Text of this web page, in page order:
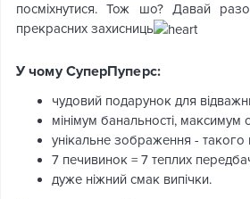
посміхнутися. Тож шо? Давай
прекрасних захисниць
У чому СуперПуперс:
чудовий подарунок для
мінімум банальності, максимум
унікальне зображення - такого
7 печивинок = 7 теплих
дуже ніжний смак випічки.